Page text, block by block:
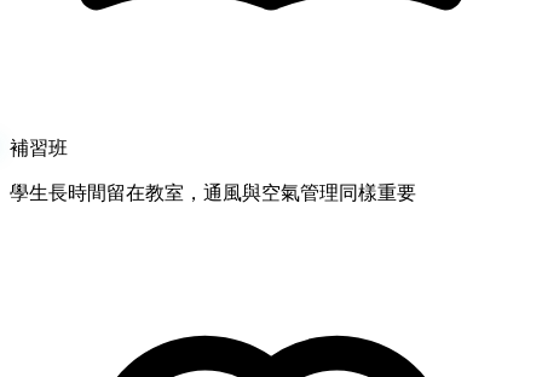
補習班
學生長時間留在教室，通風與空氣管理同樣重要